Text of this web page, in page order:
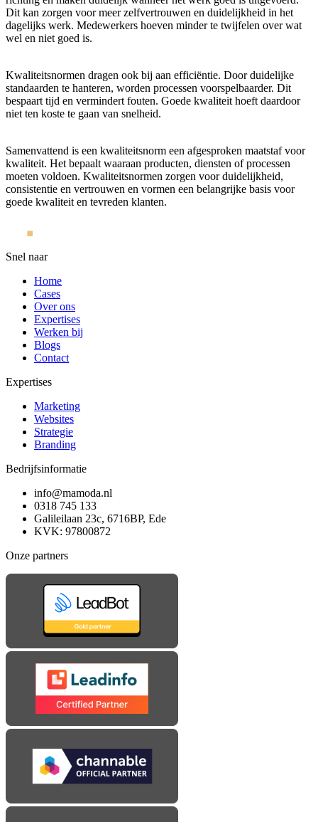
Dit kan zorgen voor meer zelfvertrouwen en duidelijkheid in het
dagelijks werk. Medewerkers hoeven minder te twijfelen over wat
wel en niet goed is.
Kwaliteitsnormen dragen ook bij aan efficiëntie. Door duidelijke
standaarden te hanteren, worden processen voorspelbaarder. Dit
bespaart tijd en vermindert fouten. Goede kwaliteit hoeft daardoor
niet ten koste te gaan van snelheid.
Samenvattend is een kwaliteitsnorm een afgesproken maatstaf voor
kwaliteit. Het bepaalt waaraan producten, diensten of processen
moeten voldoen. Kwaliteitsnormen zorgen voor duidelijkheid,
consistentie en vertrouwen en vormen een belangrijke basis voor
goede kwaliteit en tevreden klanten.
Snel naar
Home
Cases
Over ons
Expertises
Werken bij
Blogs
Contact
Expertises
Marketing
Websites
Strategie
Branding
Bedrijfsinformatie
info@mamoda.nl
0318 745 133
Galileilaan 23c, 6716BP, Ede
KVK: 97800872
Onze partners